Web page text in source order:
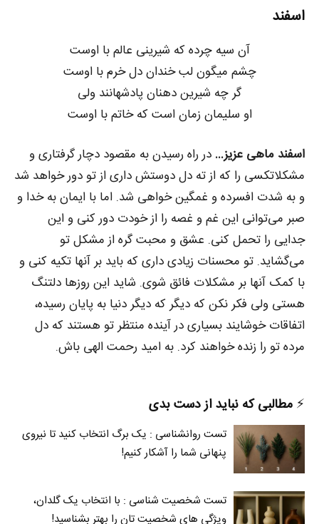
اسفند
آن سیه چرده که شیرینی عالم با اوست
چشم میگون لب خندان دل خرم با اوست
گر چه شیرین دهنان پادشهانند ولی
او سلیمان زمان است که خاتم با اوست
اسفند ماهی عزیز… در راه رسیدن به مقصود دچار گرفتاری و
مشکلاتکسی را که از ته دل دوستش داری از تو دور خواهد شد
و به شدت افسرده و غمگین خواهی شد. اما با ایمان به خدا و
صبر می‌توانی این غم و غصه را از خودت دور کنی و این
جدایی را تحمل کنی. عشق و محبت گره از مشکل تو
می‌گشاید. تو محسنات زیادی داری که باید بر آنها تکیه کنی و
با کمک آنها بر مشکلات فائق شوی. شاید این روزها دلتنگ
هستی ولی فکر نکن که دیگر که دیگر دنیا به پایان رسیده،
اتفاقات خوشایند بسیاری در آینده منتظر تو هستند که دل
مرده تو را زنده خواهند کرد. به امید رحمت الهی باش.
⚡️ مطالبی که نباید از دست بدی
تست روانشناسی : یک برگ انتخاب کنید تا نیروی
پنهانی شما را آشکار کنیم!
تست شخصیت شناسی : با انتخاب یک گلدان،
ویژگی های شخصیت تان را بهتر بشناسید!